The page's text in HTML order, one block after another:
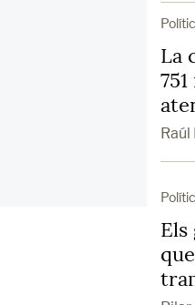
La
Raúl
Els